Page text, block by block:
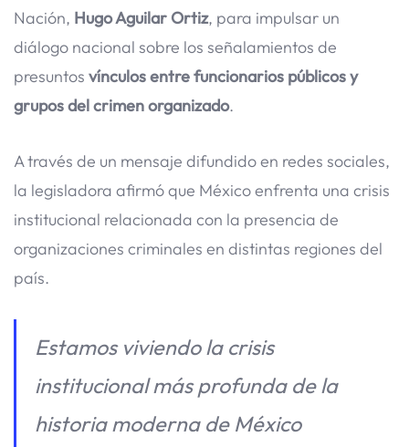
Nación, Hugo Aguilar Ortiz, para impulsar un
diálogo nacional sobre los señalamientos de
presuntos vínculos entre funcionarios públicos y
grupos del crimen organizado.
A través de un mensaje difundido en redes sociales,
la legisladora afirmó que México enfrenta una crisis
institucional relacionada con la presencia de
organizaciones criminales en distintas regiones del
país.
Estamos viviendo la crisis
institucional más profunda de la
historia moderna de México